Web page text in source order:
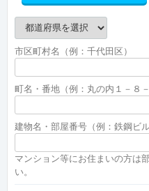
市区町村名（例：千代田区）
町名・番地（例：丸の内１－８－
建物名・部屋番号（例：鉄鋼ビ
マンション等にお住まいの方は
い。